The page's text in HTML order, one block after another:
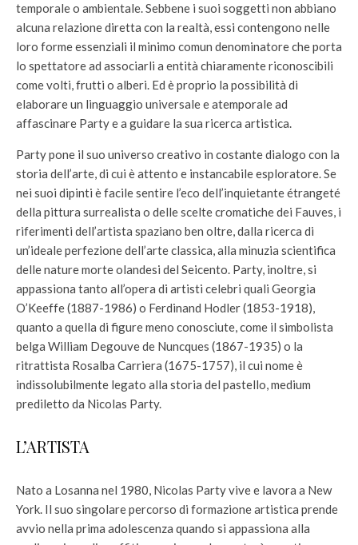
temporale o ambientale. Sebbene i suoi soggetti non abbiano
alcuna relazione diretta con la realtà, essi contengono nelle
loro forme essenziali il minimo comun denominatore che porta
lo spettatore ad associarli a entità chiaramente riconoscibili
come volti, frutti o alberi. Ed è proprio la possibilità di
elaborare un linguaggio universale e atemporale ad
affascinare Party e a guidare la sua ricerca artistica.
Party pone il suo universo creativo in costante dialogo con la
storia dell’arte, di cui è attento e instancabile esploratore. Se
nei suoi dipinti è facile sentire l’eco dell’inquietante étrangeté
della pittura surrealista o delle scelte cromatiche dei Fauves, i
riferimenti dell’artista spaziano ben oltre, dalla ricerca di
un’ideale perfezione dell’arte classica, alla minuzia scientifica
delle nature morte olandesi del Seicento. Party, inoltre, si
appassiona tanto all’opera di artisti celebri quali Georgia
O’Keeffe (1887-1986) o Ferdinand Hodler (1853-1918),
quanto a quella di figure meno conosciute, come il simbolista
belga William Degouve de Nuncques (1867-1935) o la
ritrattista Rosalba Carriera (1675-1757), il cui nome è
indissolubilmente legato alla storia del pastello, medium
prediletto da Nicolas Party.
L’ARTISTA
Nato a Losanna nel 1980, Nicolas Party vive e lavora a New
York. Il suo singolare percorso di formazione artistica prende
avvio nella prima adolescenza quando si appassiona alla